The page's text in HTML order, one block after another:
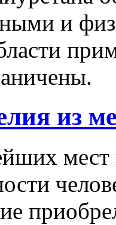
и
из
мест